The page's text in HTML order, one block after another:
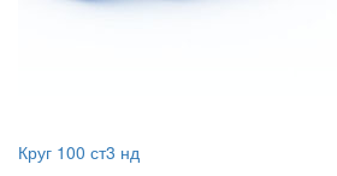
Круг 100 ст3 нд